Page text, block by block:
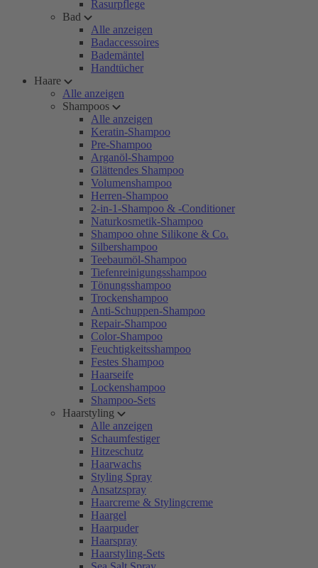
Rasurpflege
Bad
Alle anzeigen
Badaccessoires
Bademäntel
Handtücher
Haare
Alle anzeigen
Shampoos
Alle anzeigen
Keratin-Shampoo
Pre-Shampoo
Arganöl-Shampoo
Glättendes Shampoo
Volumenshampoo
Herren-Shampoo
2-in-1-Shampoo & -Conditioner
Naturkosmetik-Shampoo
Shampoo ohne Silikone & Co.
Silbershampoo
Teebaumöl-Shampoo
Tiefenreinigungsshampoo
Tönungsshampoo
Trockenshampoo
Anti-Schuppen-Shampoo
Repair-Shampoo
Color-Shampoo
Feuchtigkeitsshampoo
Festes Shampoo
Haarseife
Lockenshampoo
Shampoo-Sets
Haarstyling
Alle anzeigen
Schaumfestiger
Hitzeschutz
Haarwachs
Styling Spray
Ansatzspray
Haarcreme & Stylingcreme
Haargel
Haarpuder
Haarspray
Haarstyling-Sets